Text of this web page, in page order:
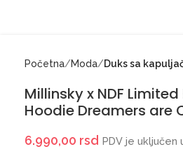
Početna Moda Duks sa
Millinsky x NDF
Hoodie Dreamers are
6.990,00 rsd PDV je uključen